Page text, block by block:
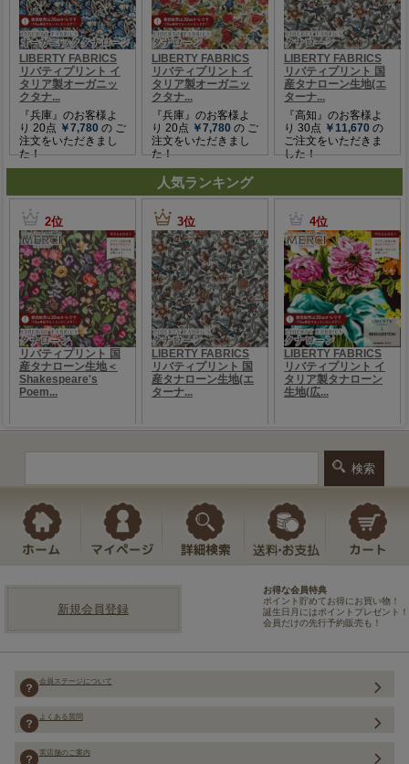
人気ランキング
新規会員登録
お得な会員特典
ポイント貯めてお得にお買い物！
誕生日月にはポイントプレゼント！
会員だけの先行予約販売も！
会員ステージについて
よくある質問
実店舗のご案内